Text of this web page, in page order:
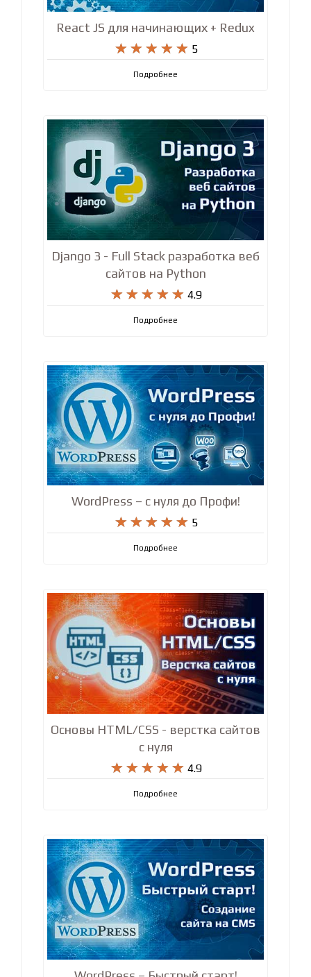
React JS для начинающих + Redux
    
     5
Подробнее
Django 3 - Full Stack разработка веб
сайтов на Python
    
     4.9
Подробнее
WordPress – с нуля до Профи!
    
     5
Подробнее
Основы HTML/CSS - верстка сайтов
с нуля
    
     4.9
Подробнее